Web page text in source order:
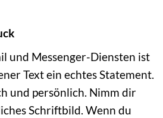
und Messenger-Diensten ist
Text ein echtes Statement.
und persönlich. Nimm dir
Schriftbild. Wenn du